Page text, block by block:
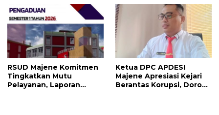
RSUD Majene Komitmen
Tingkatkan Mutu
Pelayanan, Laporan
Ketua DPC APDESI
Majene Apresiasi Kejari
Berantas Korupsi, Dorong